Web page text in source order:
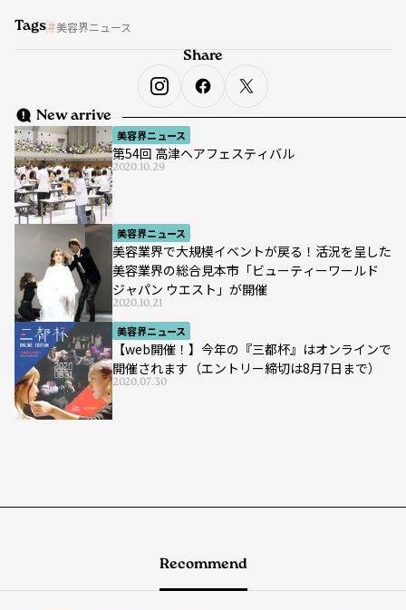
Tags 美容界ニュース
New arrive
美容界ニュース
第54回 高津ヘアフェスティバル
2020.10.29
美容界ニュース
美容業界で大規模イベントが戻る！活況を呈した
美容業界の総合見本市「ビューティーワールド
ジャパン ウエスト」が開催
2020.10.21
美容界ニュース
【web開催！】今年の『三都杯』はオンラインで
開催されます（エントリー締切は8月7日まで）
2020.07.30
Share
Recommend